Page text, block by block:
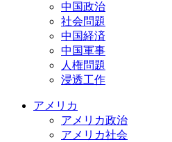
中国政治
社会問題
中国経済
中国軍事
人権問題
浸透工作
アメリカ
アメリカ政治
アメリカ社会